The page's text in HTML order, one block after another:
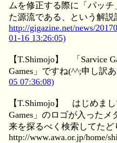
ムを修正する際に「パッ
た源流である、という解説
http://gigazine.net/news/
01-16 13:26:05)
【T.Shimojo】
「Sarvice
Games」ですね(^^;申し訳あ
05 07:36:08)
【T.Shimojo】 はじめま
Games」のロゴが入った
来を探るべく検索してたど
http://www.awa.or.jp/home/